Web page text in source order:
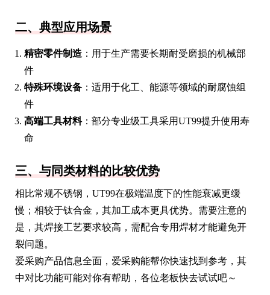
二、典型应用场景
精密零件制造 ：用于生产需要长期耐受磨损的机械部
件
特殊环境设备 ：适用于化工、能源等领域的耐腐蚀组
件
高端工具材料：部分专业级工具采用UT99提升使用寿
命
三、与同类材料的比较优势
相比常规不锈钢，UT99在极端温度下的性能衰减更缓
慢；相较于钛合金，其加工成本更具优势。需要注意的
是，其焊接工艺要求较高，需配合专用焊材才能避免开
裂问题。
爱采购产品信息全面，爱采购能帮你快速找到参考，其
中对比功能可能对你有帮助，各位老板快去试试吧～